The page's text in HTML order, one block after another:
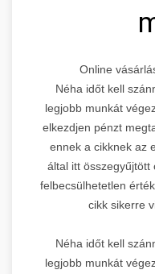
Online
Néha időt kell
legjobb munkát
elkezdjen pénzt
ennek a cikknek az
által itt összegyűjtött
felbecsülhetetlen
cikk sikerre
Néha időt kell
legjobb munkát